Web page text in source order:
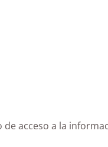
de acceso a